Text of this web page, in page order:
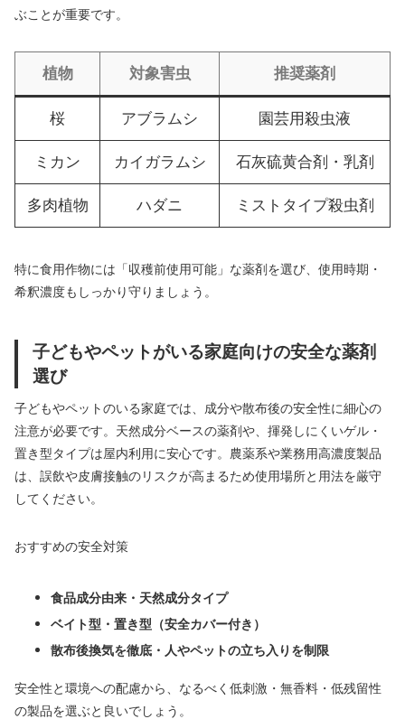
ぶことが重要です。
植物 対象害虫 推奨薬剤
桜 アブラムシ 園芸用殺虫液
ミカン カイガラムシ 石灰硫黄合剤・乳剤
多肉植物 ハダニ ミストタイプ殺虫剤
特に食用作物には「収穫前使用可能」な薬剤を選び、使用時期・
希釈濃度もしっかり守りましょう。
子どもやペットがいる家庭向けの安全な薬剤
選び
子どもやペットのいる家庭では、成分や散布後の安全性に細心の
注意が必要です。天然成分ベースの薬剤や、揮発しにくいゲル・
置き型タイプは屋内利用に安心です。農薬系や業務用高濃度製品
は、誤飲や皮膚接触のリスクが高まるため使用場所と用法を厳守
してください。
おすすめの安全対策
食品成分由来・天然成分タイプ
ベイト型・置き型（安全カバー付き）
散布後換気を徹底・人やペットの立ち入りを制限
安全性と環境への配慮から、なるべく低刺激・無香料・低残留性
の製品を選ぶと良いでしょう。